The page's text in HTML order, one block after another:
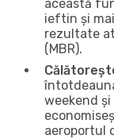
această
ieftin și
rezultate
(MBR).
weekend
aeroportul